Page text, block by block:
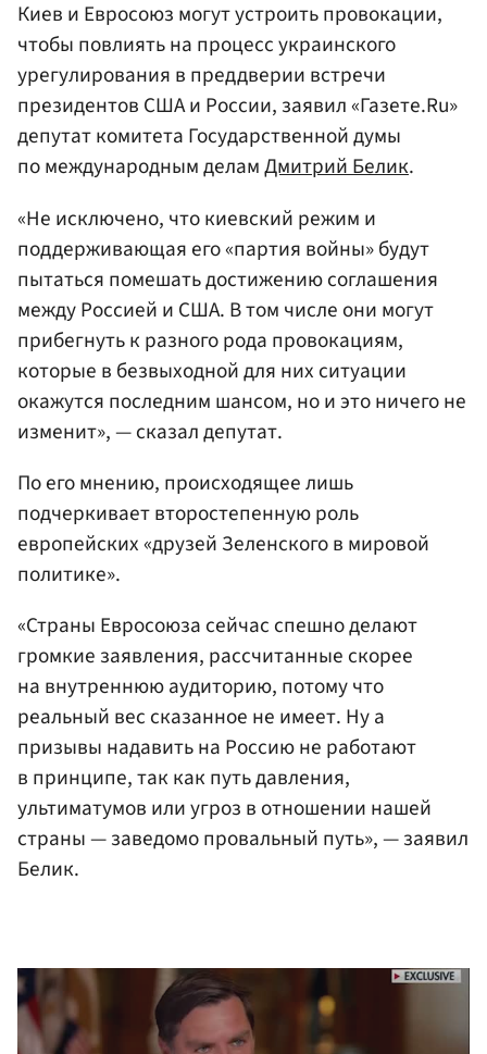
Киев и Евросоюз могут устроить провокации,
чтобы повлиять на процесс украинского
урегулирования в преддверии встречи
президентов США и России, заявил «Газете.Ru»
депутат комитета Государственной думы
по международным деламДмитрий Белик.
«Не исключено, что киевский режим и
поддерживающая его «партия войны» будут
пытаться помешать достижению соглашения
между Россией и США. В том числе они могут
прибегнуть к разного рода провокациям,
которые в безвыходной для них ситуации
окажутся последним шансом, но и это ничего не
изменит», — сказал депутат.
По его мнению, происходящее лишь
подчеркивает второстепенную роль
европейских «друзей Зеленского в мировой
политике».
«Страны Евросоюза сейчас спешно делают
громкие заявления, рассчитанные скорее
на внутреннюю аудиторию, потому что
реальный вес сказанное не имеет. Ну а
призывы надавить на Россию не работают
в принципе, так как путь давления,
ультиматумов или угроз в отношении нашей
страны — заведомо провальный путь», — заявил
Белик.